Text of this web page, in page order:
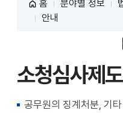
홈 분야별 정보
안내
소청심사제
공무원의 징계처분, 기